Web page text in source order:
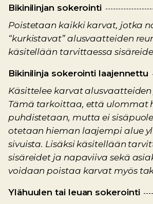
Bikinilinjan sokerointi
Poistetaan kaikki karvat, jotka
“kurkistavat” alusvaatteiden
käsitellään tarvittaessa
Bikinilinja sokerointi laajennettu
Käsittelee karvat
Tämä tarkoittaa, että ulommat
puhdistetaan, mutta ei
otetaan hieman laajempi alue
sivuista. Lisäksi käsitellään
sisäreidet ja napaviiva sekä
voidaan poistaa karvat myös
Ylähuulen tai leuan sokerointi